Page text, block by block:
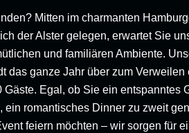
Mitten im charmanten
der Alster gelegen, erwartet Sie
und familiären Ambiente.
das ganze Jahr über zum Verweilen
Gäste. Egal, ob Sie ein entspanntes
ein romantisches Dinner zu zweit
feiern möchten – wir sorgen für